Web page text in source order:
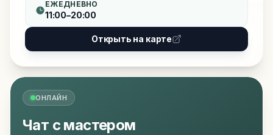
ЕЖЕДНЕВНО
11:00–20:00
Открыть на карте
ОНЛАЙН
Чат с мастером